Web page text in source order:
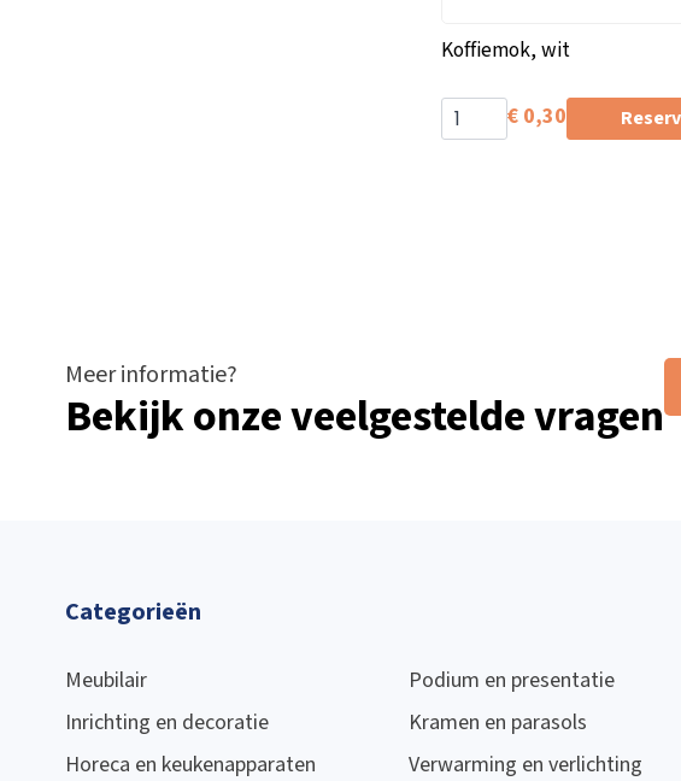
Koffiemok, wit
€0,30
Meer informatie?
Bekijk onze veelgestelde vragen
Categorieën
Meubilair
Inrichting en decoratie
Horeca en keukenapparaten
Podium en presentatie
Kramen en parasols
Verwarming en verlichting